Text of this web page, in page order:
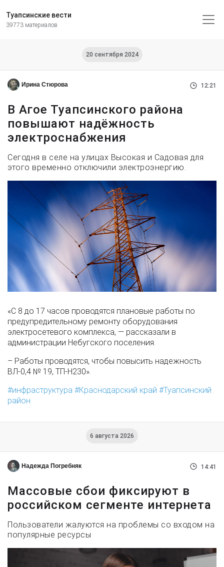
Туапсинские вести
39773 материалов
20 сентября 2024
Ирина Стюрова 12:21
В Агое Туапсинского района
повышают надёжность
электроснабжения
Сегодня в селе на улицах Высокая и Садовая для
этого временно отключили электроэнергию.
«С 8 до 17 часов проводятся плановые работы по
предупредительному ремонту оборудования
электросетевого комплекса, — рассказали в
администрации Небугского поселения.
– Работы проводятся, чтобы повысить надежность
ВЛ-0,4 № 19, ТП-Н230».
инфраструктура
Краснодарский край
Туапсинский
район
6 августа 2026
Надежда Погребняк 14:41
Массовые сбои фиксируют в
российском сегменте интернета
Пользователи жалуются на проблемы со входом на
популярные ресурсы